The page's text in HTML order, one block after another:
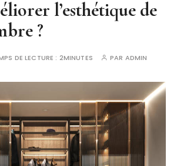
l’esthétique de
?
DE LECTURE : 2MINUTES PAR ADMIN